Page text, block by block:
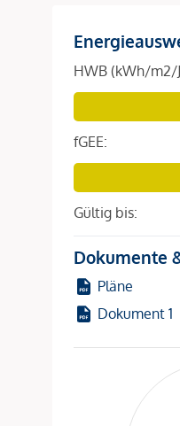
HWB (kWh/m2/
fGEE:
Gültig bis:
Dokumente
Pläne
Dokument 1